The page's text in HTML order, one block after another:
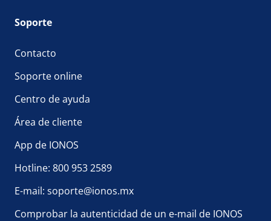
Soporte
Contacto
Soporte online
Centro de ayuda
Área de cliente
App de IONOS
Hotline: 800 953 2589
E-mail: soporte@ionos.mx
Comprobar la autenticidad de un e-mail de IONOS